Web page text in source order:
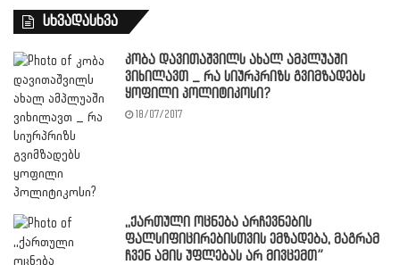
სხვადასხვა
კობა დავითაშვილს ახალ ამპლუაში
ვიხილავთ _ რა სიურპრიზს გვიმზადებს
ყოფილი პოლიტიკოსი?
18/07/2017
,,ქართული ოცნება არჩევნების
ფალსიფიცირებისთვის ემზადება, მაგრამ
ჩვენ ამის უფლებას არ მივცემთ”